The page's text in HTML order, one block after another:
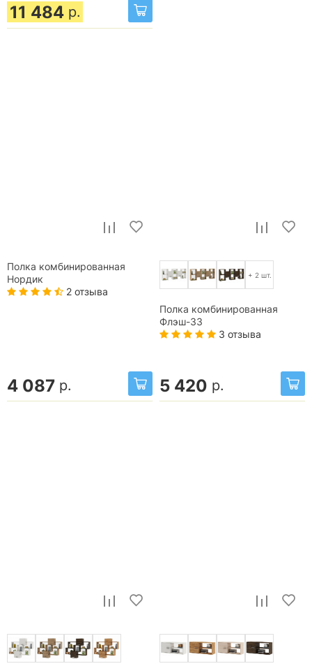
11 484 р.
Полка комбинированная
Нордик
2 отзыва
4 087 р.
+ 2 шт.
Полка комбинированная
Флэш-33
3 отзыва
5 420 р.